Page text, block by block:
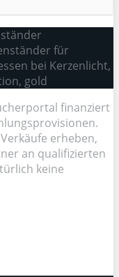
für
bei Kerzenlicht,
gold
finanziert
erheben,
an qualifizierten
keine